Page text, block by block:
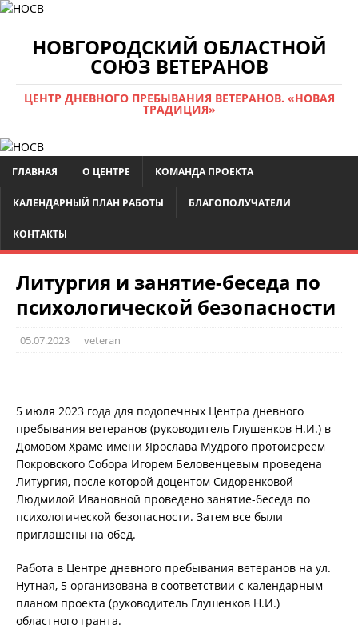
НОВГОРОДСКИЙ ОБЛАСТНОЙ
СОЮЗ ВЕТЕРАНОВ
ЦЕНТР ДНЕВНОГО ПРЕБЫВАНИЯ ВЕТЕРАНОВ. «НОВАЯ
ТРАДИЦИЯ»
ГЛАВНАЯ О ЦЕНТРЕ КОМАНДА ПРОЕКТА
КАЛЕНДАРНЫЙ ПЛАН РАБОТЫ БЛАГОПОЛУЧАТЕЛИ
КОНТАКТЫ
Литургия и занятие-беседа по
психологической безопасности
05.07.2023 veteran
5 июля 2023 года для подопечных Центра дневного
пребывания ветеранов (руководитель Глушенков Н.И.) в
Домовом Храме имени Ярослава Мудрого протоиереем
Покровского Собора Игорем Беловенцевым проведена
Литургия, после которой доцентом Сидоренковой
Людмилой Ивановной проведено занятие-беседа по
психологической безопасности. Затем все были
приглашены на обед.
Работа в Центре дневного пребывания ветеранов на ул.
Нутная, 5 организована в соответствии с календарным
планом проекта (руководитель Глушенков Н.И.)
областного гранта.